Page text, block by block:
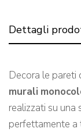
Dettagli
Decora le pareti
murali
realizzati su una
perfettamente a